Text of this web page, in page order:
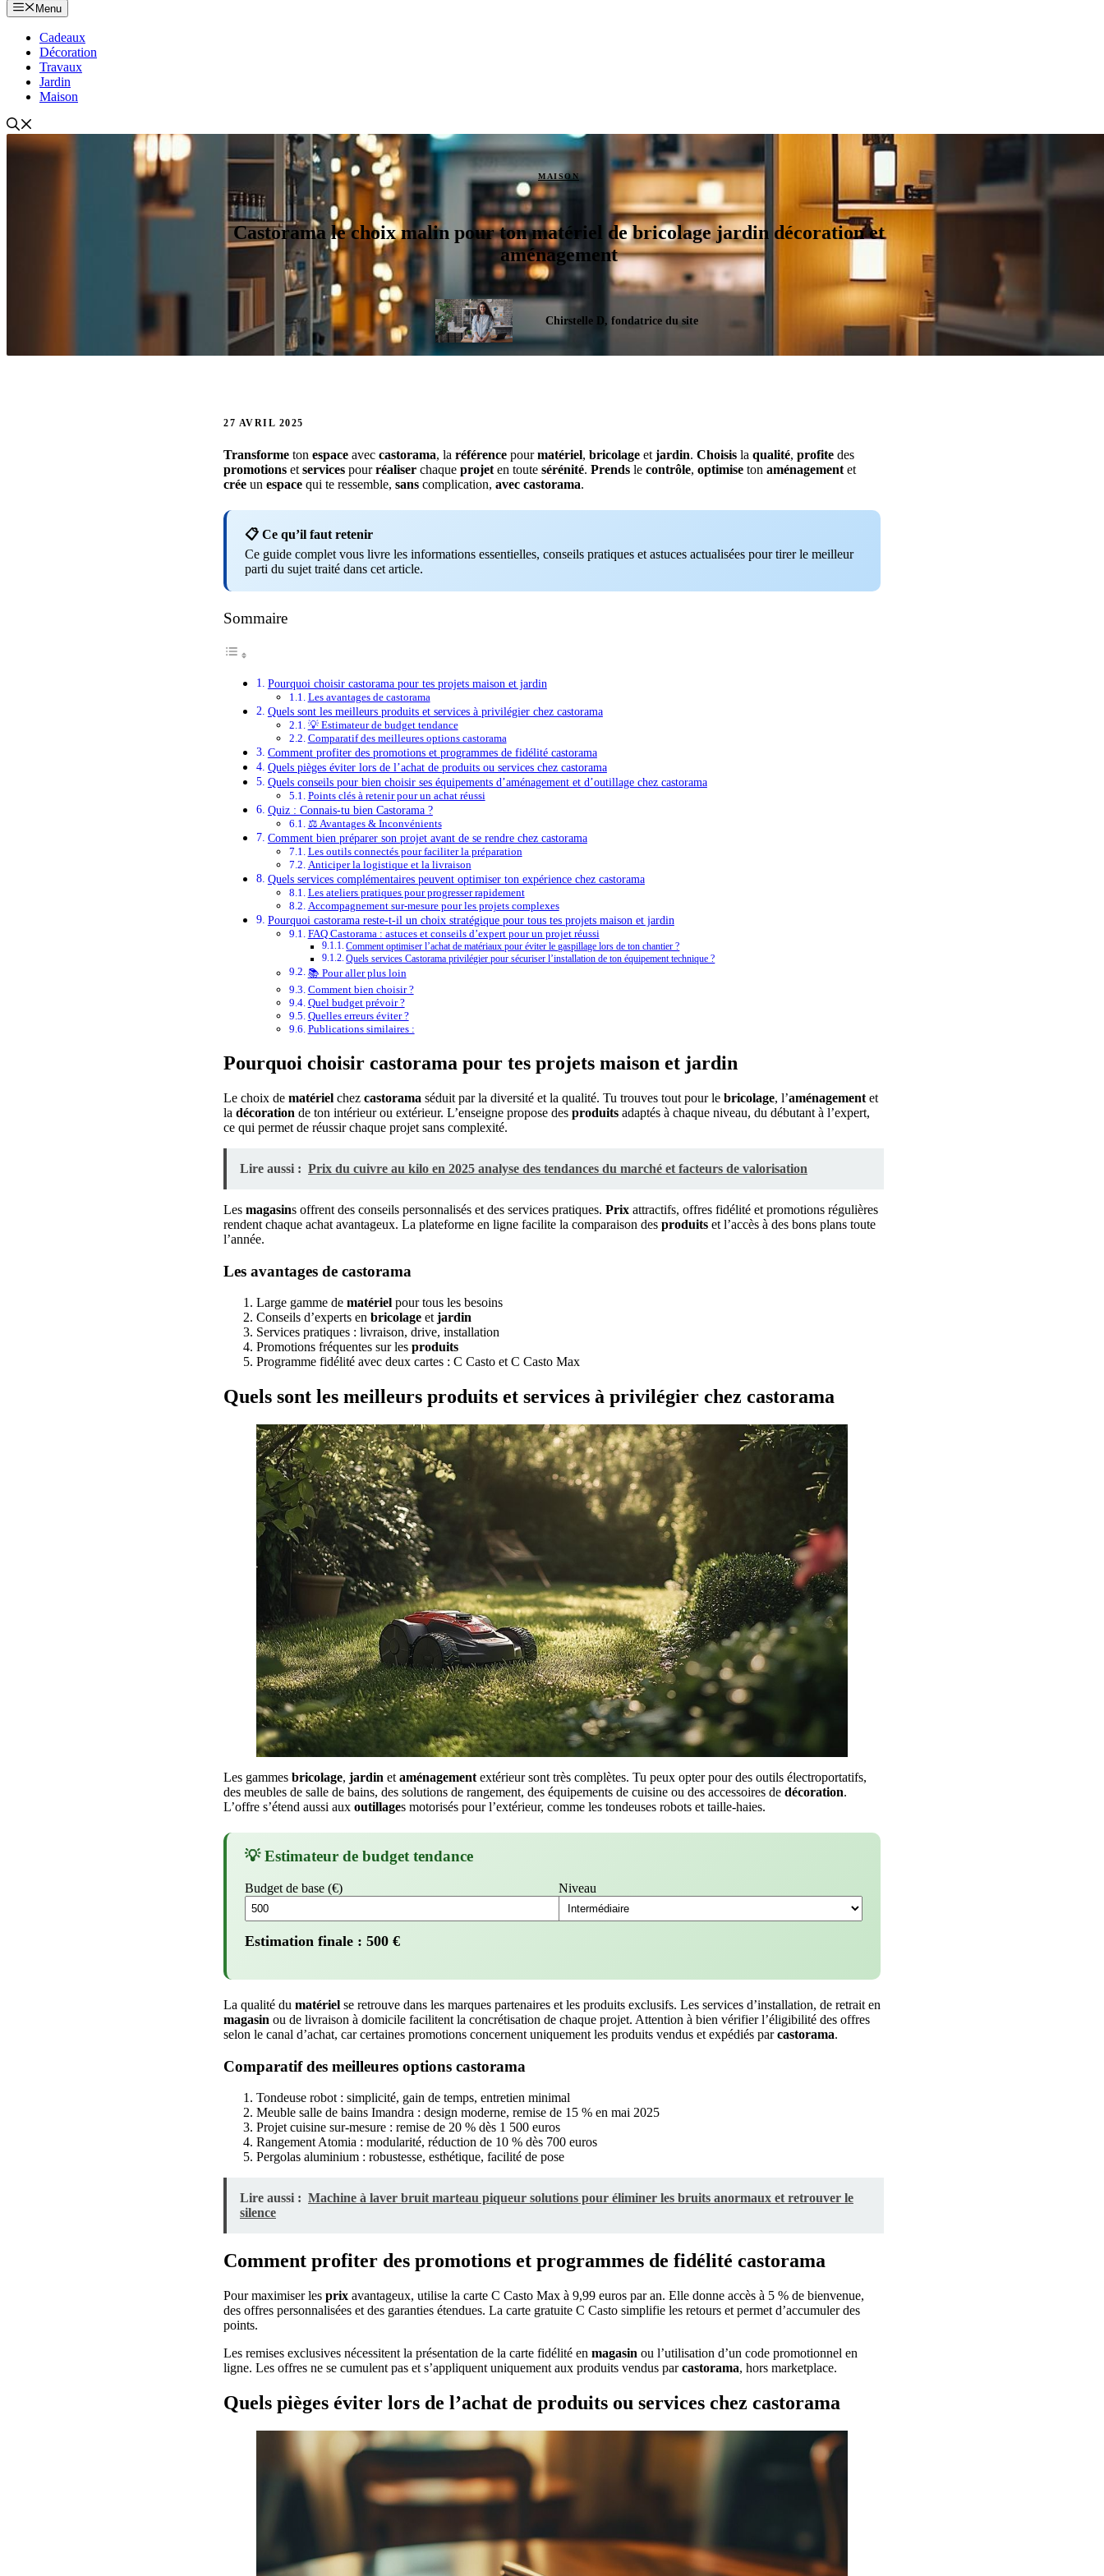
Menu
Cadeaux
Décoration
Travaux
Jardin
Maison
MAISON
Castorama le choix malin pour ton matériel de bricolage jardin décoration et
aménagement
Chirstelle D, fondatrice du site
27 AVRIL 2025
Transforme ton espace avec castorama, la référence pourmatériel, bricolage et jardin. Choisis la qualité, profite des
promotions et services pourréaliser chaque projet en toute sérénité. Prends le contrôle, optimise ton aménagement et
crée un espace qui te ressemble, sans complication, avec castorama.
📋 Ce qu’il faut retenir
Ce guide complet vous livre les informations essentielles, conseils pratiques et astuces actualisées pour tirer le meilleur
parti du sujet traité dans cet article.
Sommaire
Pourquoi choisir castorama pour tes projets maison et jardin
Les avantages de castorama
Quels sont les meilleurs produits et services à privilégier chez castorama
💡 Estimateur de budget tendance
Comparatif des meilleures options castorama
Comment profiter des promotions et programmes de fidélité castorama
Quels pièges éviter lors de l’achat de produits ou services chez castorama
Quels conseils pour bien choisir ses équipements d’aménagement et d’outillage chez castorama
Points clés à retenir pour un achat réussi
Quiz : Connais-tu bien Castorama ?
⚖️ Avantages & Inconvénients
Comment bien préparer son projet avant de se rendre chez castorama
Les outils connectés pour faciliter la préparation
Anticiper la logistique et la livraison
Quels services complémentaires peuvent optimiser ton expérience chez castorama
Les ateliers pratiques pour progresser rapidement
Accompagnement sur-mesure pour les projets complexes
Pourquoi castorama reste-t-il un choix stratégique pour tous tes projets maison et jardin
FAQ Castorama : astuces et conseils d’expert pour un projet réussi
Comment optimiser l’achat de matériaux pour éviter le gaspillage lors de ton chantier ?
Quels services Castorama privilégier pour sécuriser l’installation de ton équipement technique ?
📚 Pour aller plus loin
Comment bien choisir ?
Quel budget prévoir ?
Quelles erreurs éviter ?
Publications similaires :
Pourquoi choisir castorama pour tes projets maison et jardin
Le choix de matériel chez castorama séduit par la diversité et la qualité. Tu trouves tout pour le bricolage, l’aménagement et
la décoration de ton intérieur ou extérieur. L’enseigne propose des produits adaptés à chaque niveau, du débutant à l’expert,
ce qui permet de réussir chaque projet sans complexité.
Lire aussi : Prix du cuivre au kilo en 2025 analyse des tendances du marché et facteurs de valorisation
Les magasins offrent des conseils personnalisés et des services pratiques. Prix attractifs, offres fidélité et promotions régulières
rendent chaque achat avantageux. La plateforme en ligne facilite la comparaison des produits et l’accès à des bons plans toute
l’année.
Les avantages de castorama
Large gamme de matériel pour tous les besoins
Conseils d’experts en bricolage et jardin
Services pratiques : livraison, drive, installation
Promotions fréquentes sur les produits
Programme fidélité avec deux cartes : C Casto et C Casto Max
Quels sont les meilleurs produits et services à privilégier chez castorama
Les gammes bricolage, jardin et aménagement extérieur sont très complètes. Tu peux opter pour des outils électroportatifs,
des meubles de salle de bains, des solutions de rangement, des équipements de cuisine ou des accessoires de décoration.
L’offre s’étend aussi aux outillages motorisés pour l’extérieur, comme les tondeuses robots et taille-haies.
💡 Estimateur de budget tendance
Budget de base (€) Niveau
Estimation finale : 500 €
La qualité du matériel se retrouve dans les marques partenaires et les produits exclusifs. Les services d’installation, de retrait en
magasin ou de livraison à domicile facilitent la concrétisation de chaque projet. Attention à bien vérifier l’éligibilité des offres
selon le canal d’achat, car certaines promotions concernent uniquement les produits vendus et expédiés parcastorama.
Comparatif des meilleures options castorama
Tondeuse robot : simplicité, gain de temps, entretien minimal
Meuble salle de bains Imandra : design moderne, remise de 15 % en mai 2025
Projet cuisine sur-mesure : remise de 20 % dès 1 500 euros
Rangement Atomia : modularité, réduction de 10 % dès 700 euros
Pergolas aluminium : robustesse, esthétique, facilité de pose
Lire aussi : Machine à laver bruit marteau piqueur solutions pour éliminer les bruits anormaux et retrouver le
silence
Comment profiter des promotions et programmes de fidélité castorama
Pour maximiser les prix avantageux, utilise la carte C Casto Max à 9,99 euros par an. Elle donne accès à 5 % de bienvenue,
des offres personnalisées et des garanties étendues. La carte gratuite C Casto simplifie les retours et permet d’accumuler des
points.
Les remises exclusives nécessitent la présentation de la carte fidélité en magasin ou l’utilisation d’un code promotionnel en
ligne. Les offres ne se cumulent pas et s’appliquent uniquement aux produits vendus parcastorama, hors marketplace.
Quels pièges éviter lors de l’achat de produits ou services chez castorama